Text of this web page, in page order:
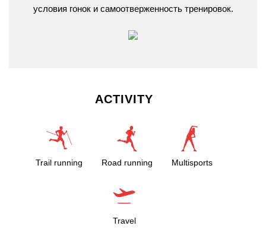
условия гонок и самоотверженность тренировок.
ACTIVITY
Trail running Road running Multisports
Travel